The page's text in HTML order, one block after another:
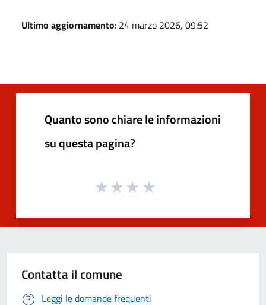
Ultimo aggiornamento: 24 marzo 2026, 09:52
Quanto sono chiare le informazioni
su questa pagina?
Contatta il comune
Leggi le domande frequenti